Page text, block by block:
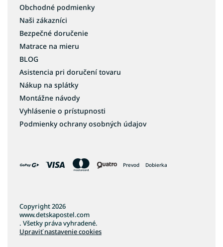
Obchodné podmienky
Naši zákazníci
Bezpečné doručenie
Matrace na mieru
BLOG
Asistencia pri doručení tovaru
Nákup na splátky
Montážne návody
Vyhlásenie o prístupnosti
Podmienky ochrany osobných údajov
Prevod Dobierka
Copyright 2026
www.detskapostel.com
. Všetky práva vyhradené.
Upraviť nastavenie cookies